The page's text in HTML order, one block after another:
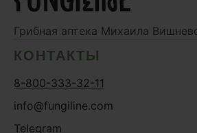
Грибная аптека Михаила
КОНТАКТЫ
8-800-333-32-11
info@fungiline.com
Telegram